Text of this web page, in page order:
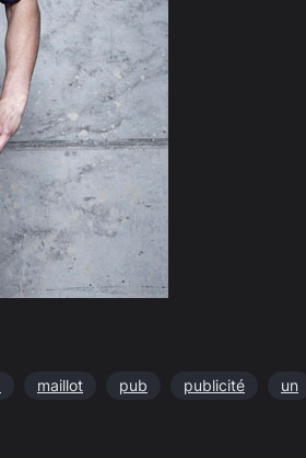
maillot pub publicité un